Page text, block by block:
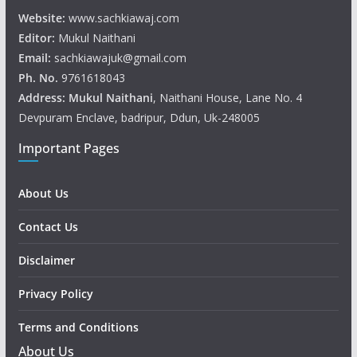
Website: www.sachkiawaj.com
Editor: Mukul Naithani
Email: sachkiawajuk@gmail.com
Ph. No. 9761618043
Address: Mukul Naithani, Naithani House, Lane No. 4
Devpuram Enclave, badripur, Ddun, Uk-248005
Important Pages
About Us
Contact Us
Disclaimer
Privacy Policy
Terms and Conditions
About Us